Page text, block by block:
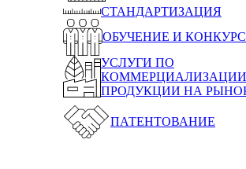
СТАНДАРТИЗАЦИЯ
ОБУЧЕНИЕ И
УСЛУГИ ПО
ПРОДУКЦИИ НА
ПАТЕНТОВАНИЕ